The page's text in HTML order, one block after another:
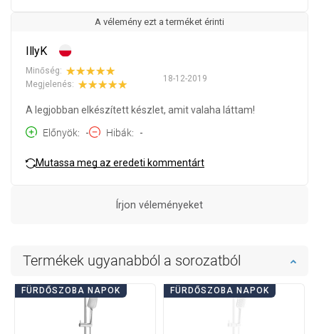
A vélemény ezt a terméket érinti
IllyK
18-12-2019
Minőség:
Megjelenés:
A legjobban elkészített készlet, amit valaha láttam!
Előnyök
- Hibák -
Mutassa meg az eredeti kommentárt
Írjon véleményeket
Termékek ugyanabból a sorozatból
FÜRDŐSZOBA NAPOK FÜRDŐSZOBA NAPOK